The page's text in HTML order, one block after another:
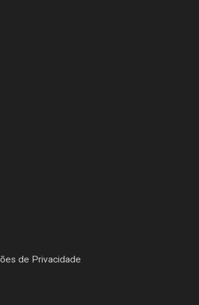
de Privacidade